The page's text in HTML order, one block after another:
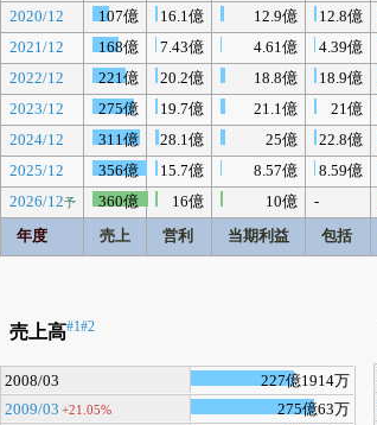
2020/12
107億 16.1億 12.9億 12.8億
2021/12
168億 7.43億 4.61億 4.39億
2022/12
221億 20.2億 18.8億 18.9億
2023/12
275億 19.7億 21.1億 21億
2024/12
311億 28.1億 25億 22.8億
2025/12
356億 15.7億 8.57億 8.59億
2026/12予 360億 16億 10億 -
年度 売上 営利 当期利益 包括
売上高#1#2
2008/03
227億1914万
2009/03 +21.05%
275億63万